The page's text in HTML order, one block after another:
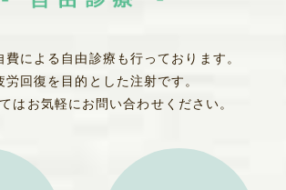
費による自由診療も行っております。
労回復を目的とした注射です。
はお気軽にお問い合わせください。